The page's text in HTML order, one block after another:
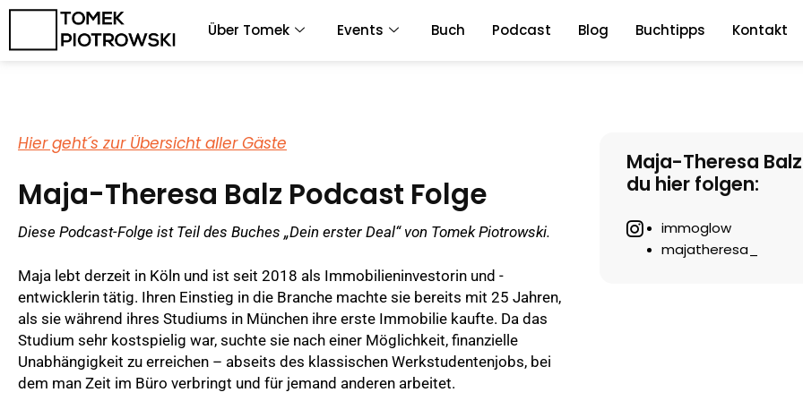
Zum
springen
Über Tomek Events Buch Podcast Blog Buchtipps Kontakt
Hier geht´s zur Übersicht aller Gäste
Maja-Theresa Balz Podcast Folge
Diese Podcast-Folge ist Teil des Buches „Dein erster Deal“ von Tomek Piotrowski.
Maja lebt derzeit in Köln und ist seit 2018 als Immobilieninvestorin und -
entwicklerin tätig. Ihren Einstieg in die Branche machte sie bereits mit 25 Jahren,
als sie während ihres Studiums in München ihre erste Immobilie kaufte. Da das
Studium sehr kostspielig war, suchte sie nach einer Möglichkeit, finanzielle
Unabhängigkeit zu erreichen – abseits des klassischen Werkstudentenjobs, bei
dem man Zeit im Büro verbringt und für jemand anderen arbeitet.
Maja-Theresa
du hier folgen:
immoglow
majatheresa_
Instagram